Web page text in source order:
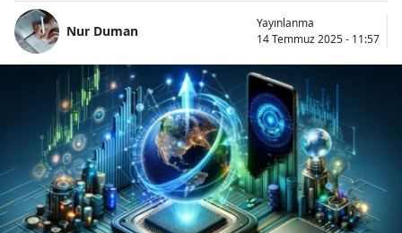
Nur Duman
Yayınlanma
14 Temmuz 2025 - 11:57